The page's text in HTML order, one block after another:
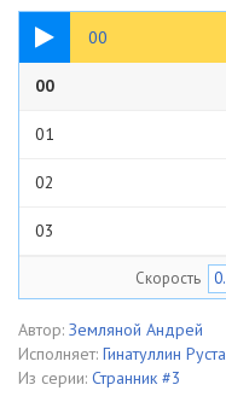
00
16:45
00
01
02
03
05
06
Скорость
Автор: Земляной Андрей
Исполняет: Гинатуллин
Из серии: Странник #3